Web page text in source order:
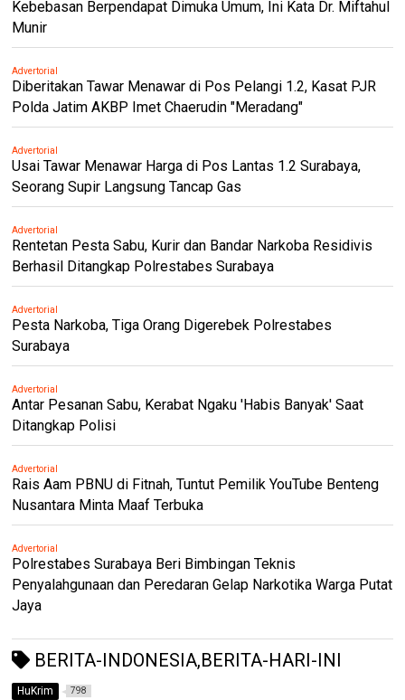
Kebebasan Berpendapat Dimuka Umum, Ini Kata Dr. Miftahul
Munir
Advertorial
Diberitakan Tawar Menawar di Pos Pelangi 1.2, Kasat PJR
Polda Jatim AKBP Imet Chaerudin "Meradang"
Advertorial
Usai Tawar Menawar Harga di Pos Lantas 1.2 Surabaya,
Seorang Supir Langsung Tancap Gas
Advertorial
Rentetan Pesta Sabu, Kurir dan Bandar Narkoba Residivis
Berhasil Ditangkap Polrestabes Surabaya
Advertorial
Pesta Narkoba, Tiga Orang Digerebek Polrestabes
Surabaya
Advertorial
Antar Pesanan Sabu, Kerabat Ngaku 'Habis Banyak' Saat
Ditangkap Polisi
Advertorial
Rais Aam PBNU di Fitnah, Tuntut Pemilik YouTube Benteng
Nusantara Minta Maaf Terbuka
Advertorial
Polrestabes Surabaya Beri Bimbingan Teknis
Penyalahgunaan dan Peredaran Gelap Narkotika Warga Putat
Jaya
BERITA-INDONESIA,BERITA-HARI-INI
HuKrim 798